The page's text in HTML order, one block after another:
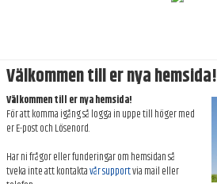
TRUPPEN
BILDGALLERI
DOKUMENT
Välkommen till er nya hemsida!
Välkommen till er nya hemsida!
För att komma igång så logga in uppe till höger med
er E-post och Lösenord.
Har ni frågor eller funderingar om hemsidan så
tveka inte att kontaktavår supportvia mail eller